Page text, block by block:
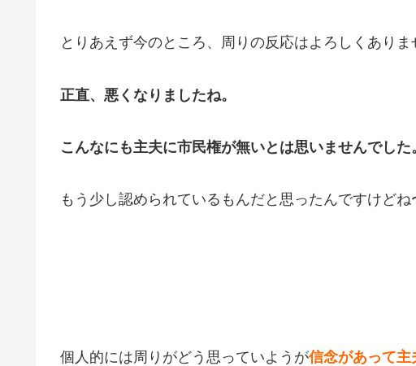
とりあえず今のところ、周りの反応はよろしくあり
正直、悪くなりましたね。
こんなにも主夫に市民権が無いとは思いませんでした
もう少し認められているもんだと思ったんですけどね
個人的には周りがどう思っていようが信念があって